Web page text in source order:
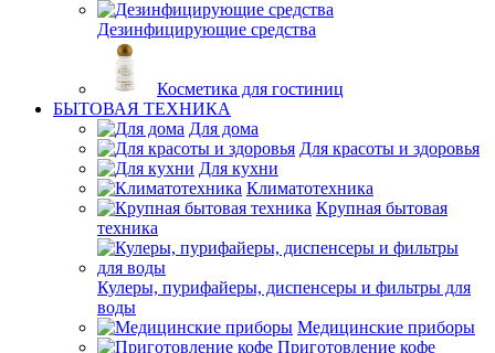
Дезинфицирующие средства
Косметика для гостиниц
БЫТОВАЯ ТЕХНИКА
Для дома
Для красоты и здоровья
Для кухни
Климатотехника
Крупная бытовая
техника
Кулеры, пурифайеры, диспенсеры и фильтры для
воды
Медицинские приборы
Приготовление кофе